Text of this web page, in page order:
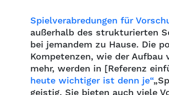
Spielverabredungen für
außerhalb des strukturierten
bei jemandem zu Hause. Die
Kompetenzen, wie der Aufbau
mehr, werden in [Referenz
heute wichtiger ist denn je“